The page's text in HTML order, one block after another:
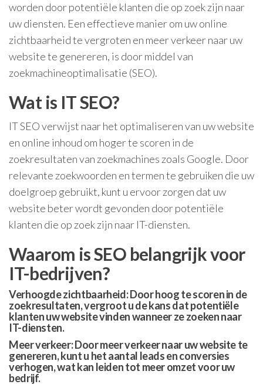
worden door potentiële klanten die op zoek zijn naar
uw diensten. Een effectieve manier om uw online
zichtbaarheid te vergroten en meer verkeer naar uw
website te genereren, is door middel van
zoekmachineoptimalisatie (SEO).
Wat is IT SEO?
IT SEO verwijst naar het optimaliseren van uw website
en online inhoud om hoger te scoren in de
zoekresultaten van zoekmachines zoals Google. Door
relevante zoekwoorden en termen te gebruiken die uw
doelgroep gebruikt, kunt u ervoor zorgen dat uw
website beter wordt gevonden door potentiële
klanten die op zoek zijn naar IT-diensten.
Waarom is SEO belangrijk voor
IT-bedrijven?
Verhoogde zichtbaarheid: Door hoog te scoren in de
zoekresultaten, vergroot u de kans dat potentiële
klanten uw website vinden wanneer ze zoeken naar
IT-diensten.
Meer verkeer: Door meer verkeer naar uw website te
genereren, kunt u het aantal leads en conversies
verhogen, wat kan leiden tot meer omzet voor uw
bedrijf.